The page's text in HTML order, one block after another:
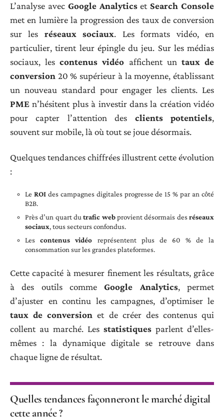
L’analyse avec Google Analyticset Search Console
met en lumière la progression des taux de conversion
sur les réseaux sociaux. Les formats vidéo, en
particulier, tirent leur épingle du jeu. Sur les médias
sociaux, lescontenus vidéo affichent un taux de
conversion 20 % supérieur à la moyenne, établissant
un nouveau standard pour engager les clients. Les
PME n’hésitent plus à investir dans la création vidéo
pour capter l’attention des clients potentiels,
souvent sur mobile, là où tout se joue désormais.
Quelques tendances chiffrées illustrent cette évolution
:
Le ROIdes campagnes digitales progresse de 15 % par an côté
B2B.
Près d’un quart dutrafic webprovient désormais desréseaux
sociaux, tous secteurs confondus.
Lescontenus vidéo représentent plus de 60 % de la
consommation sur les grandes plateformes.
Cette capacité à mesurer finement les résultats, grâce
à des outils commeGoogle Analytics, permet
d’ajuster en continu les campagnes, d’optimiser le
taux de conversion et de créer des contenus qui
collent au marché. Les statistiques parlent d’elles-
mêmes : la dynamique digitale se retrouve dans
chaque ligne de résultat.
Quelles tendances façonneront le marché digital
cette année ?